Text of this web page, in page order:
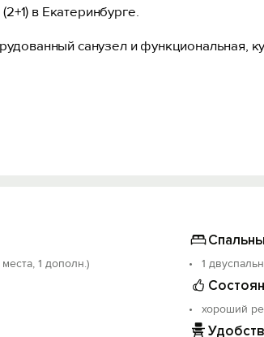
в Екатеринбурге.
санузел и функциональная,
1 дополн.) 1
хороший